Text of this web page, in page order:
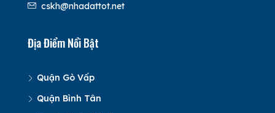
cskh@nhadattot.net
Địa Điểm Nổi Bật
Quận Gò Vấp
Quận Bình Tân